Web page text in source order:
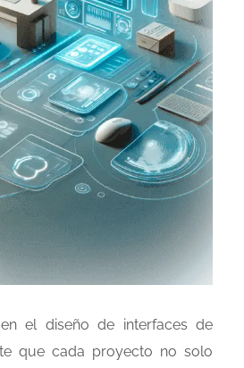
el diseño de interfaces de
que cada proyecto no solo